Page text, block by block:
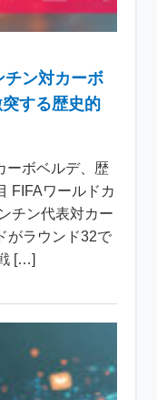
チン対カーボ
する歴史的
ーボベルデ、歴
FIFAワールドカ
チン代表対カー
がラウンド32で
[…]